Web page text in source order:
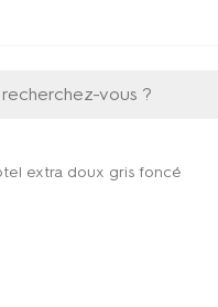
vous ?
extra doux gris foncé